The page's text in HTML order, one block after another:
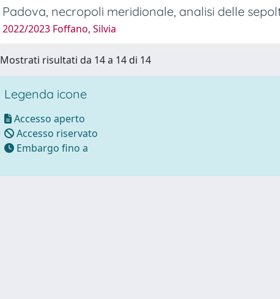
Padova, necropoli meridionale, analisi delle
2022/2023 Foffano, Silvia
Mostrati risultati da 14 a 14 di 14
Legenda icone
Accesso aperto
Accesso riservato
Embargo fino a